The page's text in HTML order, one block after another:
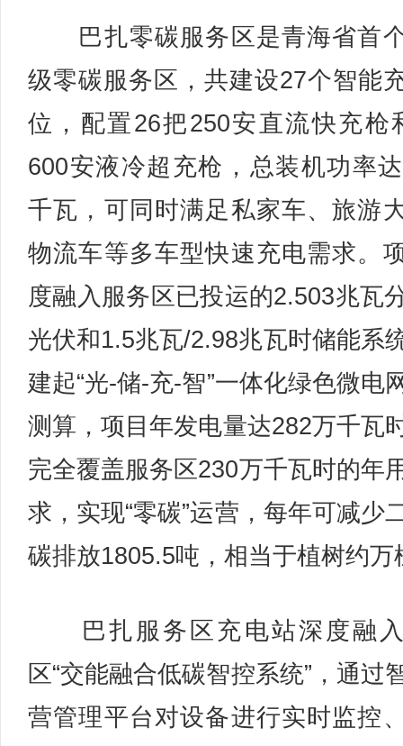
巴扎零碳服务区是青海省首
级零碳服务区，共建设27个智能
位，配置26把250安直流快充枪
600安液冷超充枪，总装机功率
千瓦，可同时满足私家车、旅游
物流车等多车型快速充电需求。
度融入服务区已投运的2.503兆瓦
光伏和1.5兆瓦/2.98兆瓦时储能系
建起“光-储-充-智”一体化绿色微电
测算，项目年发电量达282万千瓦
完全覆盖服务区230万千瓦时的年
求，实现“零碳”运营，每年可减少
碳排放1805.5吨，相当于植树约万
巴扎服务区充电站深度融
区“交能融合低碳智控系统”，通过
营管理平台对设备进行实时监控